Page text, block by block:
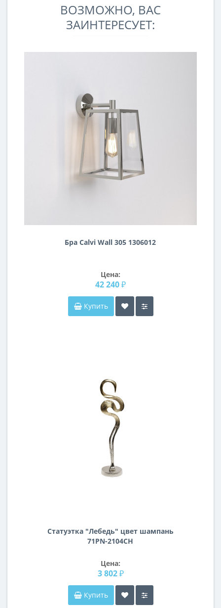
ВОЗМОЖНО, ВАС
ЗАИНТЕРЕСУЕТ:
Бра Calvi Wall 305 1306012
Цена:
42 240 ₽
Купить
Статуэтка "Лебедь" цвет шампань
71PN-2104CH
Цена:
3 802 ₽
Купить